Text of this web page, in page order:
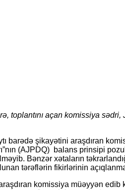
toplantını açan komissiya
barədə şikayətini araşdıran
(AJPDQ) balans prinsipi
Bənzər xətaların
tərəflərin fikirlərinin
komissiya müəyyən